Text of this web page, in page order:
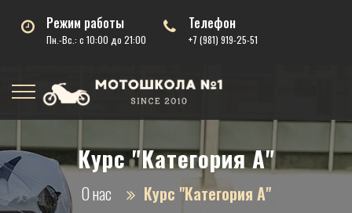
Режим работы
Пн.-Вс.: с 10:00 до 21:00
Телефон
+7 (981) 919-25-51
Курс "Категория А"
О нас Курс "Категория А"